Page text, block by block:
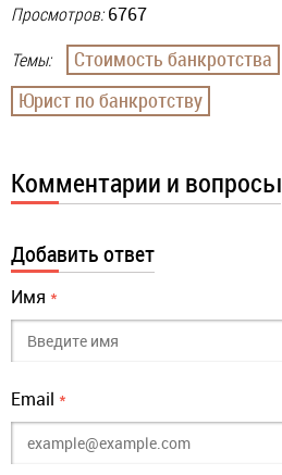
Просмотров:6767
Темы:
Стоимость банкротства
Юрист по банкротству
Комментарии и вопросы
Добавить ответ
Имя *
Email *